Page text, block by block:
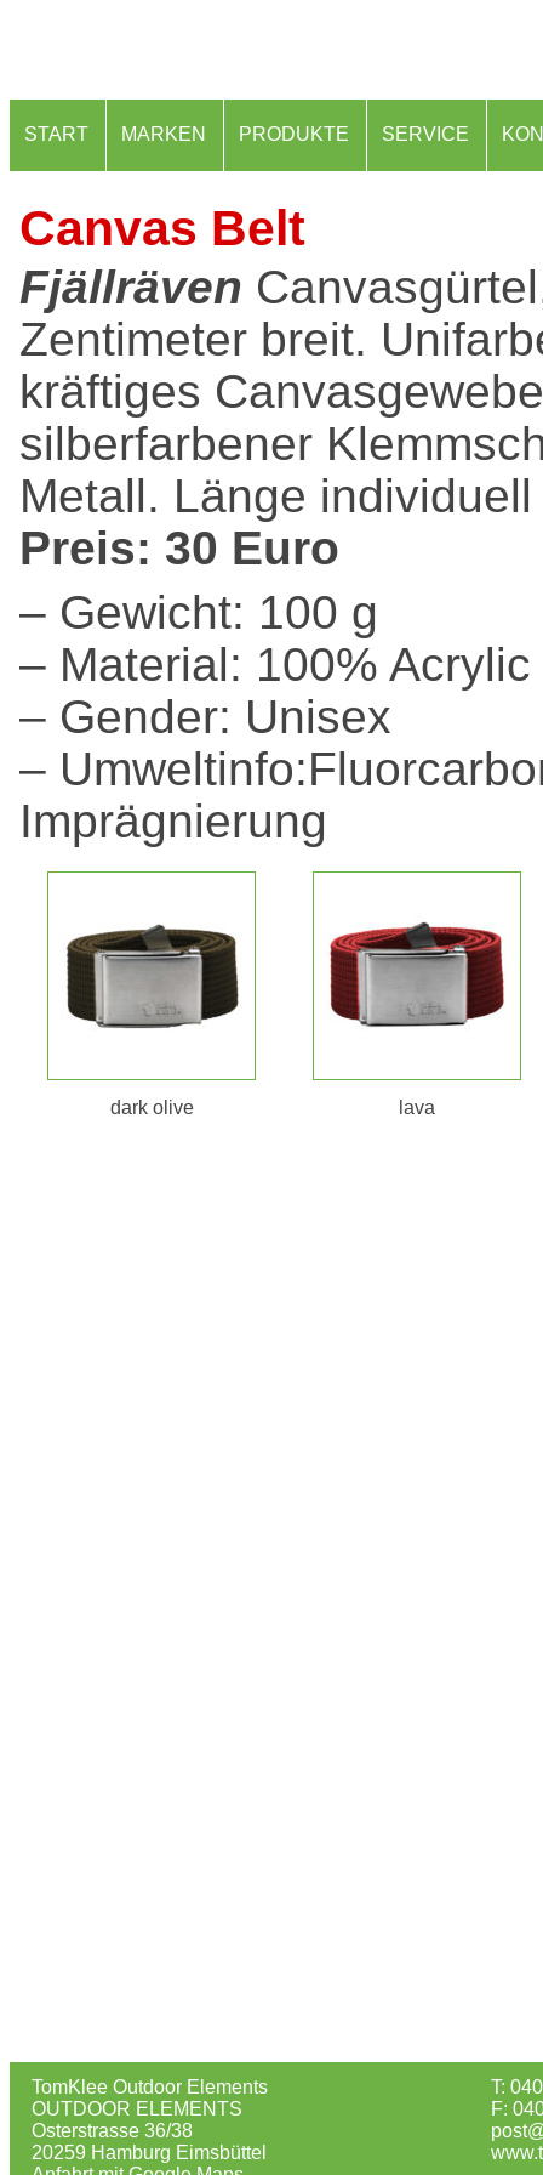
START MARKEN PRODUKTE SERVICE
Canvas Belt
Fjällräven
Zentimeter breit.
kräftiges
silberfarbener
Metall. Länge
Preis: 30 Euro
– Gewicht: 100 g
– Material: 100% Acrylic
– Gender: Unisex
–
Imprägnierung
dark olive lava
TomKlee Outdoor Elements
OUTDOOR ELEMENTS
Osterstrasse 36/38
20259 Hamburg Eimsbüttel
T:
F: